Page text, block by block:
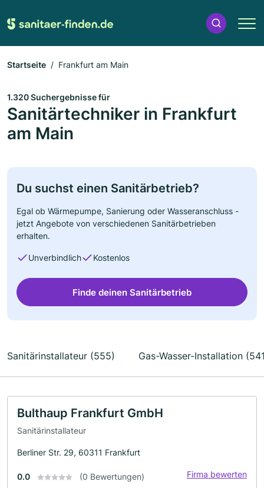
Startseite Frankfurt am Main
1.320 Suchergebnisse für
Sanitärtechniker in Frankfurt
am Main
Du suchst einen Sanitärbetrieb?
Egal ob Wärmepumpe, Sanierung oder Wasseranschluss -
jetzt Angebote von verschiedenen Sanitärbetrieben
erhalten.
Unverbindlich Kostenlos
Finde deinen Sanitärbetrieb
Sanitärinstallateur (555) Gas-Wasser-Installation
Bulthaup Frankfurt GmbH
Sanitärinstallateur
Berliner Str. 29, 60311 Frankfurt
0.0 (0 Bewertungen) Firma bewerten